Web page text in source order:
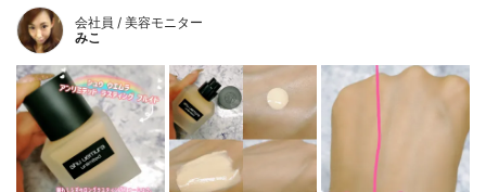
会社員 / 美容モニター
みこ